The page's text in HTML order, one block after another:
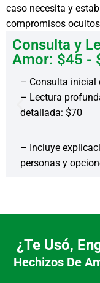
caso necesita y
compromisos
Consulta y
Amor: $45 -
– Consulta inicial
– Lectura
detallada: $70
– Incluye
personas y
¿Te Usó,
Hechizos De